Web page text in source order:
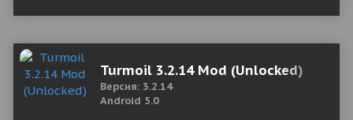
Turmoil 3.2.14 Mod (Unlocked)
Версия: 3.2.14
Android 5.0